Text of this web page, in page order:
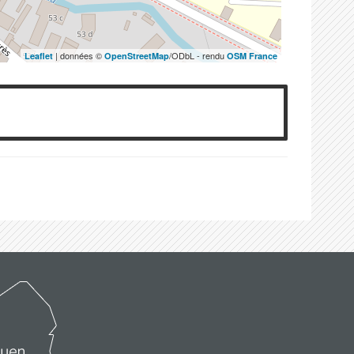
Leaflet | données ©OpenStreetMap/ODbL - renduOSM France